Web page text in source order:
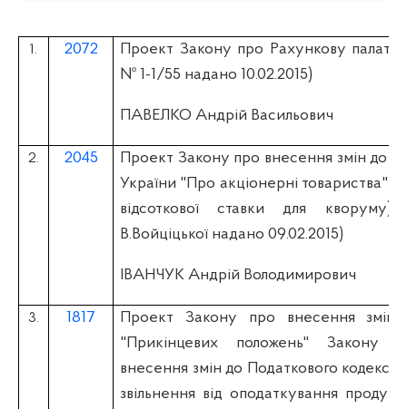
1. 2072
Проект Закону про Рахункову палату
№ 1-1/55 надано 10.02.2015)
ПАВЕЛКО Андрій Васильович
2. 2045
Проект Закону про внесення змін до
України "Про акціонерні товариства"
відсоткової ставки для
В.Войціцької надано 09.02.2015)
ІВАНЧУК Андрій Володимирович
3. 1817
Проект Закону про внесення
"Прикінцевих положень" Закону
внесення змін до Податкового
звільнення від оподаткування